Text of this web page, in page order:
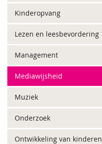
Kinderopvang
Lezen en leesbevordering
Management
Mediawijsheid
Muziek
Onderzoek
Ontwikkeling van kinderen